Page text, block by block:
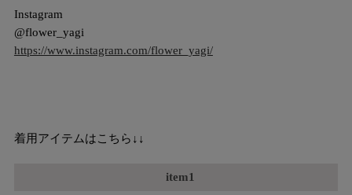
Instagram
@flower_yagi
https://www.instagram.com/flower_yagi/
着用アイテムはこちら↓↓
item1